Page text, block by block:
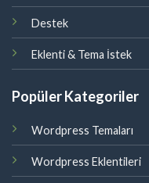
Destek
Eklenti & Tema İstek
Popüler Kategoriler
Wordpress Temaları
Wordpress Eklentileri